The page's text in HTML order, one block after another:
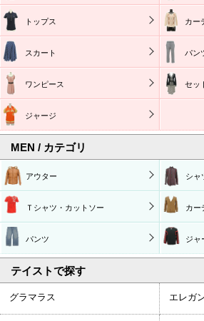
トップス カー
スカート パン
ワンピース セッ
ジャージ
MEN / カテゴリ
アウター シャ
Ｔシャツ・カットソー カー
パンツ ジャ
テイストで探す
グラマラス エレガ